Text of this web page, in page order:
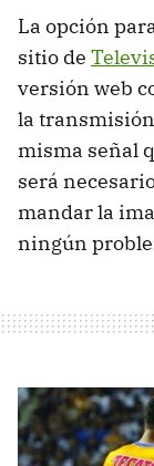
La opción
sitio de
versión web
la
misma señal
será
mandar la
ningún